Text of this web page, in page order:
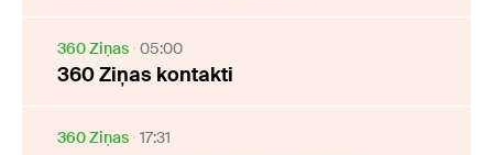
360 Ziņas 05:00
360 Ziņas kontakti
360 Ziņas 17:31